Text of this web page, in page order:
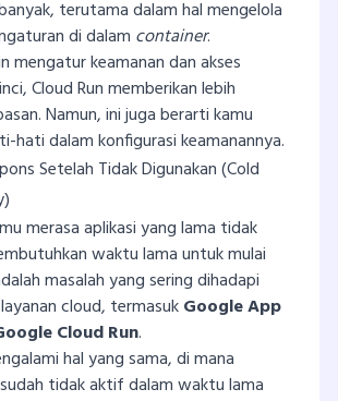
terutama dalam hal mengelola
di dalam container.
mengatur keamanan dan akses
Cloud Run memberikan lebih
Namun, ini juga berarti kamu
hati dalam konfigurasi keamanannya.
Setelah Tidak Digunakan (Cold
merasa aplikasi yang lama tidak
waktu lama untuk mulai
masalah yang sering dihadapi
cloud, termasukGoogle App
Cloud Run.
hal yang sama, di mana
tidak aktif dalam waktu lama